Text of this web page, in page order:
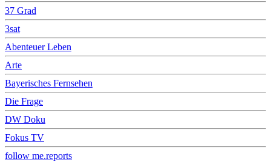
37 Grad
3sat
Abenteuer Leben
Arte
Bayerisches Fernsehen
Die Frage
DW Doku
Fokus TV
follow me.reports